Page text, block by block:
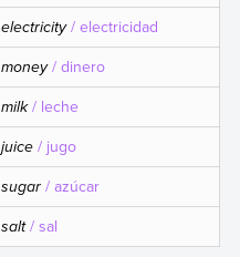
electricity / electricidad
money / dinero
milk / leche
juice / jugo
sugar / azúcar
salt/ sal